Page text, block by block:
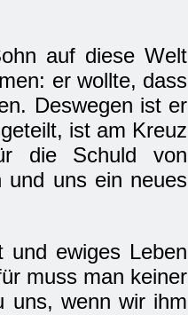
auf diese Welt
er wollte, dass
Deswegen ist er
ist am Kreuz
die Schuld von
und uns ein neues
und ewiges Leben
muss man keiner
uns, wenn wir ihm